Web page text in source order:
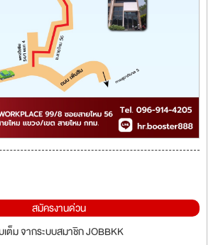
สมัครงานด่วน
เต็ม จากระบบสมาชิก JOBBKK